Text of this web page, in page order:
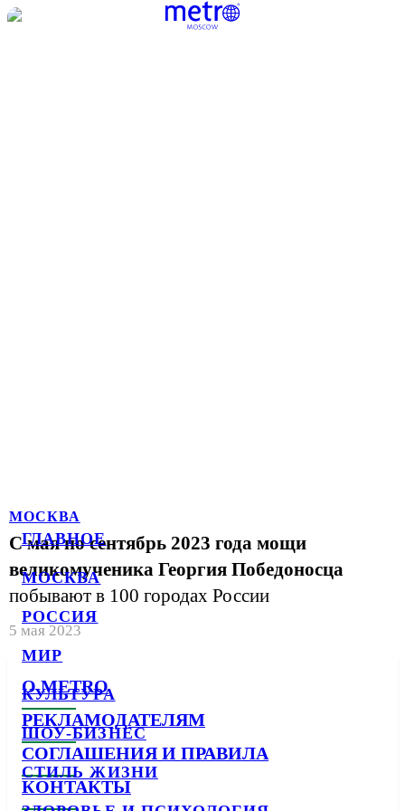
ГЛАВНОЕ
МОСКВА
РОССИЯ
МИР
КУЛЬТУРА
ШОУ-БИЗНЕС
СТИЛЬ ЖИЗНИ
МОСКВА
С мая по сентябрь 2023 года мощи
великомученика Георгия Победоносца
побывают в 100 городах России
5 мая 2023
О METRO
РЕКЛАМОДАТЕЛЯМ
СОГЛАШЕНИЯ И ПРАВИЛА
КОНТАКТЫ